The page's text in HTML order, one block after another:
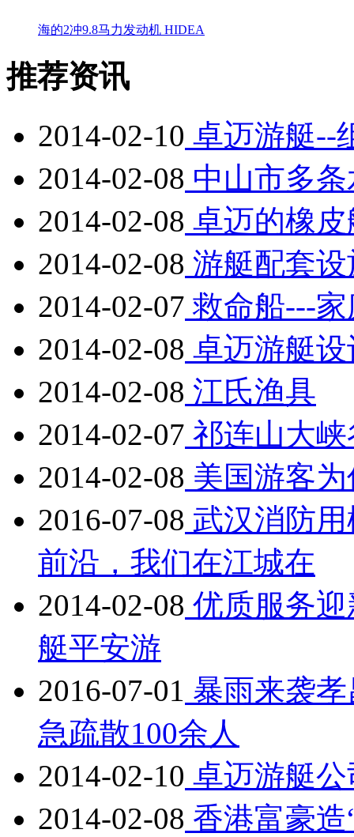
海的2冲9.8马力发动机 HIDEA
推荐资讯
2014-02-10 卓迈游艇--
2014-02-08 中山市多
2014-02-08 卓迈的橡
2014-02-08 游艇配套设
2014-02-07 救命船---
2014-02-08 卓迈游艇
2014-02-08 江氏渔具
2014-02-07 祁连山大
2014-02-08 美国游客
2016-07-08 武汉消防
前沿，我们在江城在
2014-02-08 优质服务
艇平安游
2016-07-01 暴雨来袭
急疏散100余人
2014-02-10 卓迈游艇
2014-02-08 香港富豪